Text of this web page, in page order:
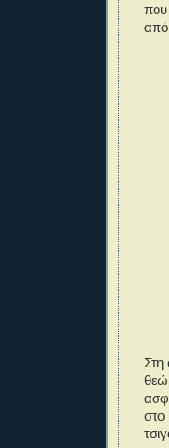
που
από
Στη
στο